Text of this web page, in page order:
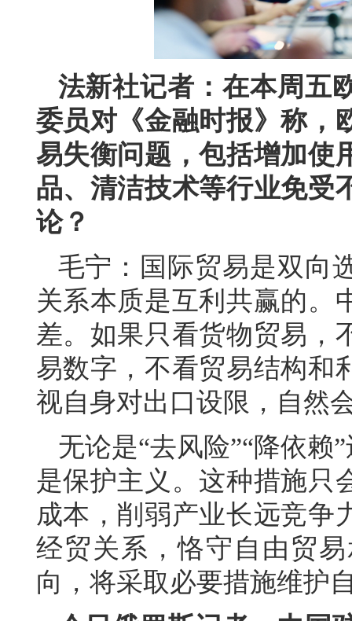
法新社记者：在本周五
委员对《金融时报》称，
易失衡问题，包括增加使
品、清洁技术等行业免受
论？
毛宁：国际贸易是双向
关系本质是互利共赢的。
差。如果只看货物贸易，
易数字，不看贸易结构和
视自身对出口设限，自然
无论是“去风险”“降依赖
是保护主义。这种措施只
成本，削弱产业长远竞争
经贸关系，恪守自由贸
向，将采取必要措施维护